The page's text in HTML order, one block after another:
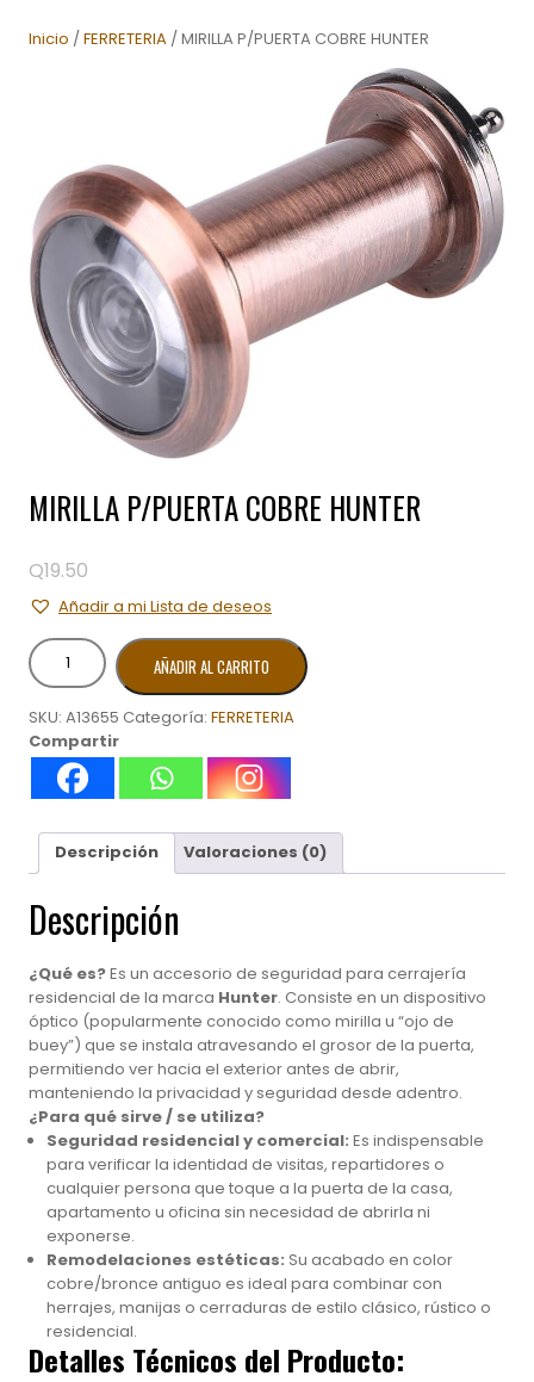
Inicio /FERRETERIA / MIRILLA P/PUERTA COBRE HUNTER
MIRILLA P/PUERTA COBRE HUNTER
Q19.50
Añadir a mi Lista de deseos
MIRILLA
P/PUERTA
COBRE
HUNTER
cantidad
AÑADIR AL CARRITO
SKU: A13655 Categoría: FERRETERIA
Compartir
Descripción Valoraciones (0)
Descripción
¿Qué es?Es un accesorio de seguridad para cerrajería
residencial de la marca Hunter. Consiste en un dispositivo
óptico (popularmente conocido como mirilla u “ojo de
buey”) que se instala atravesando el grosor de la puerta,
permitiendo ver hacia el exterior antes de abrir,
manteniendo la privacidad y seguridad desde adentro.
¿Para qué sirve / se utiliza?
Seguridad residencial y comercial: Es indispensable
para verificar la identidad de visitas, repartidores o
cualquier persona que toque a la puerta de la casa,
apartamento u oficina sin necesidad de abrirla ni
exponerse.
Remodelaciones estéticas: Su acabado en color
cobre/bronce antiguo es ideal para combinar con
herrajes, manijas o cerraduras de estilo clásico, rústico o
residencial.
Detalles Técnicos del Producto: